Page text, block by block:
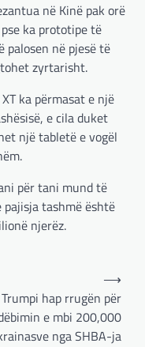
në Kinë pak orë
ka prototipe të
në pjesë të
zyrtarisht.
ka përmasat e një
e cila duket
një tabletë e vogël
për tani mund të
tashmë është
njerëz.
Trumpi hap rrugën për
e mbi 200,000
nga SHBA-ja
⟶
,RAJONI ,SPECIALE
pas
nga
4, 2025
në Londër,
kanë hartuar një
Ukrainë, të…
LAJME
,RAJONI, SPECIALE
për
me